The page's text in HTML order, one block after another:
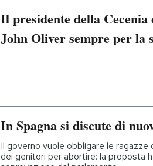
Il presidente della
John Oliver sempre per la
In Spagna si discute di
Il governo vuole obbligare le ragazze
dei genitori per abortire: la proposta